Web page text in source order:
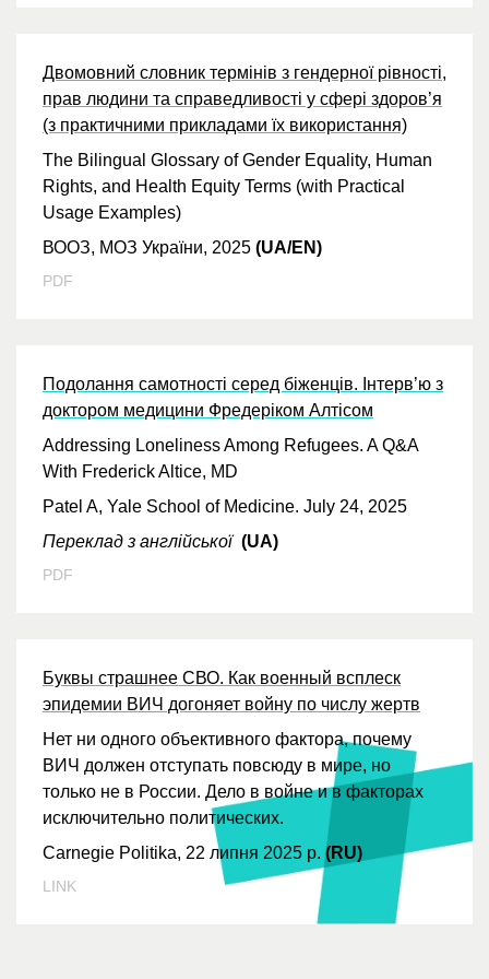
Двомовний словник термінів з гендерної рівності,
прав людини та справедливості у сфері здоров’я
(з практичними прикладами їх використання)
The Bilingual Glossary of Gender Equality, Human
Rights, and Health Equity Terms (with Practical
Usage Examples)
ВООЗ, МОЗ України, 2025 (UA/EN)
PDF
Подолання самотності серед біженців. Інтерв’ю з
доктором медицини Фредеріком Алтісом
Addressing Loneliness Among Refugees. A Q&A
With Frederick Altice, MD
Patel A, Yale School of Medicine. July 24, 2025
Переклад з англійської (UA)
PDF
Буквы страшнее СВО. Как военный всплеск
эпидемии ВИЧ догоняет войну по числу жертв
Нет ни одного объективного фактора, почему
ВИЧ должен отступать повсюду в мире, но
только не в России. Дело в войне и в факторах
исключительно политических.
Carnegie Politika, 22 липня 2025 р. (RU)
LINK